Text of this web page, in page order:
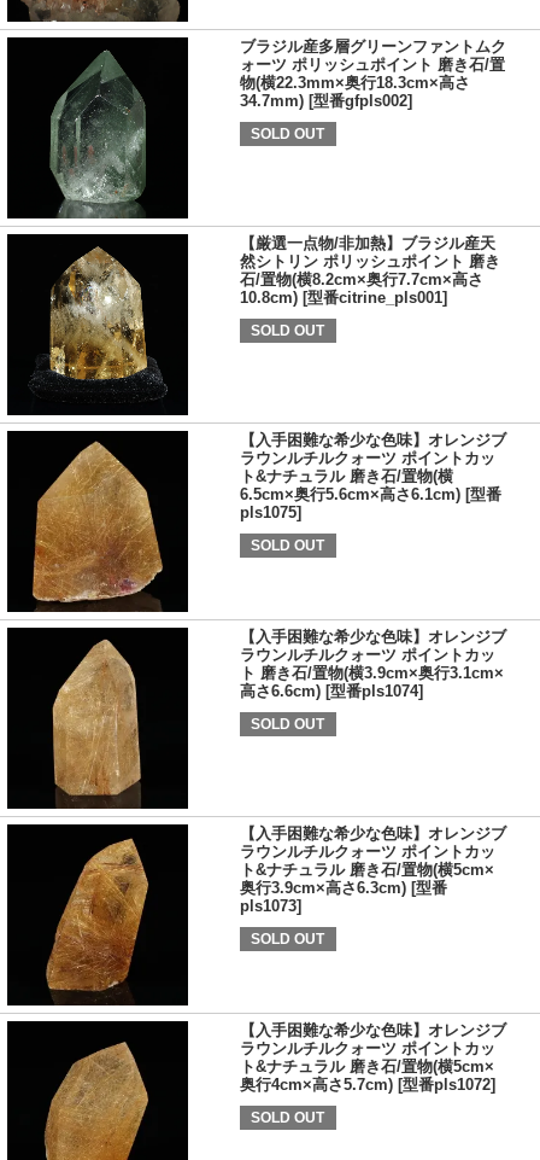
ブラジル産多層グリーンファントムク
ォーツ ポリッシュポイント 磨き石/置
物(横22.3mm×奥行18.3cm×高さ
34.7mm) [型番gfpls002]
SOLD OUT
【厳選一点物/非加熱】ブラジル産天
然シトリン ポリッシュポイント 磨き
石/置物(横8.2cm×奥行7.7cm×高さ
10.8cm) [型番citrine_pls001]
SOLD OUT
【入手困難な希少な色味】オレンジブ
ラウンルチルクォーツ ポイントカッ
ト&ナチュラル 磨き石/置物(横
6.5cm×奥行5.6cm×高さ6.1cm) [型番
pls1075]
SOLD OUT
【入手困難な希少な色味】オレンジブ
ラウンルチルクォーツ ポイントカッ
ト 磨き石/置物(横3.9cm×奥行3.1cm×
高さ6.6cm) [型番pls1074]
SOLD OUT
【入手困難な希少な色味】オレンジブ
ラウンルチルクォーツ ポイントカッ
ト&ナチュラル 磨き石/置物(横5cm×
奥行3.9cm×高さ6.3cm) [型番
pls1073]
SOLD OUT
【入手困難な希少な色味】オレンジブ
ラウンルチルクォーツ ポイントカッ
ト&ナチュラル 磨き石/置物(横5cm×
奥行4cm×高さ5.7cm) [型番pls1072]
SOLD OUT